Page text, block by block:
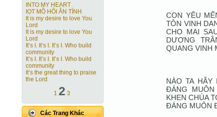
INTO MY HEART
IỌT MỒ HÔI ÂN TÌNH
It is my desire to love You
Lord
It is my desire to love You
Lord
It’s I. It’s I. It’s I. Who build
community
It’s I. It’s I. It’s I. Who build
community
It’s the great thing to praise
the Lord
1 2 3
Các Trang Khác
CON YÊU
TÔN VINH
CHO MAI
DƯƠNG
QUANG VINH
NÀO TA HÃY
ĐÁNG
KHEN CHÚA
ĐÁNG MUÔN